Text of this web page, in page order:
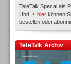
TeleTalk Special als
Und
hier können
bestellen oder
TeleTalk Archiv
Inbound